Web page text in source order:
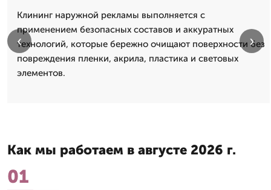
Клининг наружной рекламы выполняется с
применением безопасных составов и аккуратных
технологий, которые бережно очищают поверхности без
повреждения пленки, акрила, пластика и световых
элементов.
‹ ›
Как мы работаем в августе 2026 г.
01